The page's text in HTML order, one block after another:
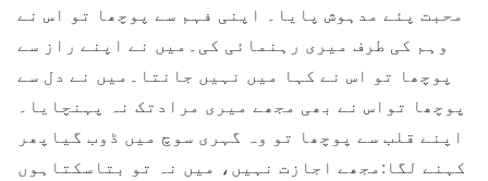
محبت پئے مدہوش پایا۔ اپنی فہم سے پوچھا تو اس نے
وہم کی طرف میری رہنمائی کی۔میں نے اپنے راز سے
پوچھا تو اس نے کہا میں نہیں جانتا۔میں نے دل سے
پوچھا تواس نے بھی مجھے میری مرادتک نہ پہنچایا۔
اپنے قلب سے پوچھا تو وہ گہری سوچ میں ڈوب گیاپھر
کہنے لگا:مجھے اجازت نہیں، میں نہ تو بتاسکتاہوں